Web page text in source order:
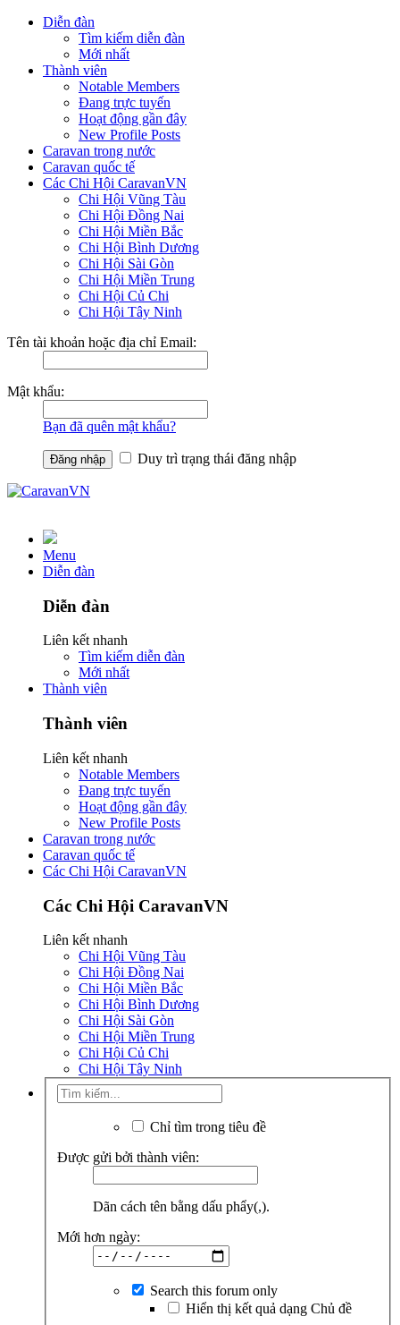
Diễn đàn
Tìm kiếm diễn đàn
Mới nhất
Thành viên
Notable Members
Đang trực tuyến
Hoạt động gần đây
New Profile Posts
Caravan trong nước
Caravan quốc tế
Các Chi Hội CaravanVN
Chi Hội Vũng Tàu
Chi Hội Đồng Nai
Chi Hội Miền Bắc
Chi Hội Bình Dương
Chi Hội Sài Gòn
Chi Hội Miền Trung
Chi Hội Củ Chi
Chi Hội Tây Ninh
Tên tài khoản hoặc địa chỉ Email:
Mật khẩu:
Bạn đã quên mật khẩu?
Duy trì trạng thái đăng nhập
Menu
Diễn đàn
Diễn đàn
Liên kết nhanh
Tìm kiếm diễn đàn
Mới nhất
Thành viên
Thành viên
Liên kết nhanh
Notable Members
Đang trực tuyến
Hoạt động gần đây
New Profile Posts
Caravan trong nước
Caravan quốc tế
Các Chi Hội CaravanVN
Các Chi Hội CaravanVN
Liên kết nhanh
Chi Hội Vũng Tàu
Chi Hội Đồng Nai
Chi Hội Miền Bắc
Chi Hội Bình Dương
Chi Hội Sài Gòn
Chi Hội Miền Trung
Chi Hội Củ Chi
Chi Hội Tây Ninh
Chỉ tìm trong tiêu đề
Được gửi bởi thành viên:
Dãn cách tên bằng dấu phẩy(,).
Mới hơn ngày:
Search this forum only
Hiển thị kết quả dạng Chủ đề